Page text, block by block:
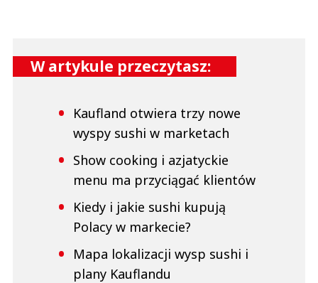
W artykule przeczytasz:
Kaufland otwiera trzy nowe
wyspy sushi w marketach
Show cooking i azjatyckie
menu ma przyciągać klientów
Kiedy i jakie sushi kupują
Polacy w markecie?
Mapa lokalizacji wysp sushi i
plany Kauflandu